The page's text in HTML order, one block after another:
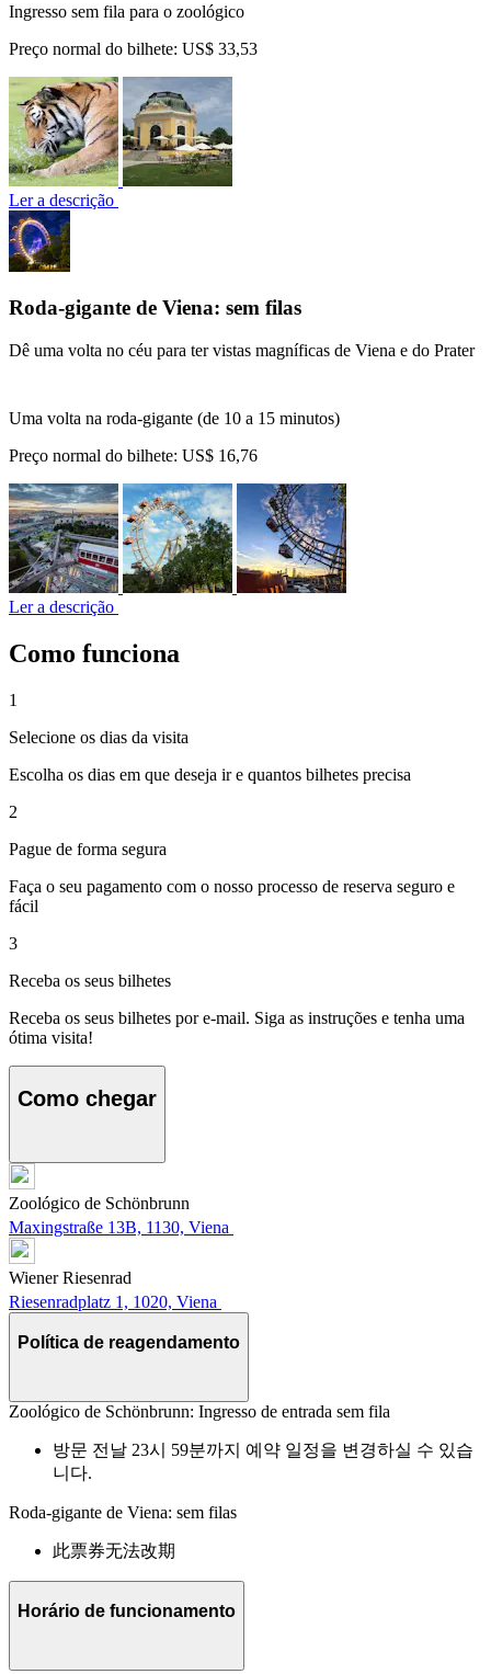
Ingresso sem fila para o zoológico
Preço normal do bilhete: US$ 33,53
Ler a descrição
Roda-gigante de Viena: sem filas
Dê uma volta no céu para ter vistas magníficas de Viena e do Prater
Uma volta na roda-gigante (de 10 a 15 minutos)
Preço normal do bilhete: US$ 16,76
Ler a descrição
Como funciona
1
Selecione os dias da visita
Escolha os dias em que deseja ir e quantos bilhetes precisa
2
Pague de forma segura
Faça o seu pagamento com o nosso processo de reserva seguro e
fácil
3
Receba os seus bilhetes
Receba os seus bilhetes por e-mail. Siga as instruções e tenha uma
ótima visita!
Como chegar
Zoológico de Schönbrunn
Maxingstraße 13B, 1130, Viena
Wiener Riesenrad
Riesenradplatz 1, 1020, Viena
Política de reagendamento
Zoológico de Schönbrunn: Ingresso de entrada sem fila
방문 전날 23시 59분까지 예약 일정을 변경하실 수 있습
니다.
Roda-gigante de Viena: sem filas
此票券无法改期
Horário de funcionamento